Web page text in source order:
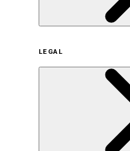
サステナビリ
サステナビリテ
LEGAL